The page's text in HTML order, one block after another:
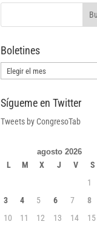
Boletines
Boletines
Sígueme en Twitter
Tweets by CongresoTab
agosto 2026
L M X J V S
1
3
4 5 6 7 8
10
11 12 13 14 15